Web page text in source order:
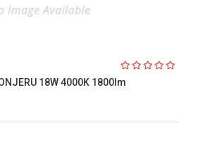
18W 4000K 1800lm